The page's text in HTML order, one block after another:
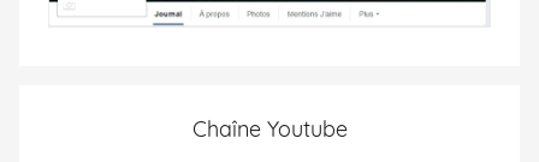
Chaîne Youtube